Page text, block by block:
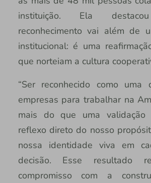
instituição. Ela
reconhecimento vai além de
institucional: é uma
que norteiam a cultura
“Ser reconhecido como uma
empresas para trabalhar na
mais do que uma
reflexo direto do nosso
nossa identidade viva em
decisão. Esse resultado
compromisso com a